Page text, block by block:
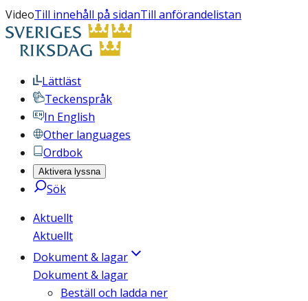
VideoTill innehåll på sidanTill anförandelistan
Lättläst
Teckenspråk
In English
Other languages
Ordbok
Aktivera lyssna
Sök
Aktuellt
Aktuellt
Dokument & lagar
Dokument & lagar
Beställ och ladda ner